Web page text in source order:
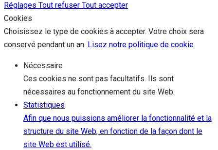
Réglages Tout refuser Tout accepter
Cookies
Choisissez le type de cookies à accepter. Votre choix sera
conservé pendant un an. Lisez notre politique de cookie
Nécessaire
Ces cookies ne sont pas facultatifs. Ils sont
nécessaires au fonctionnement du site Web.
Statistiques
Afin que nous puissions améliorer la fonctionnalité et la
structure du site Web, en fonction de la façon dont le
site Web est utilisé.